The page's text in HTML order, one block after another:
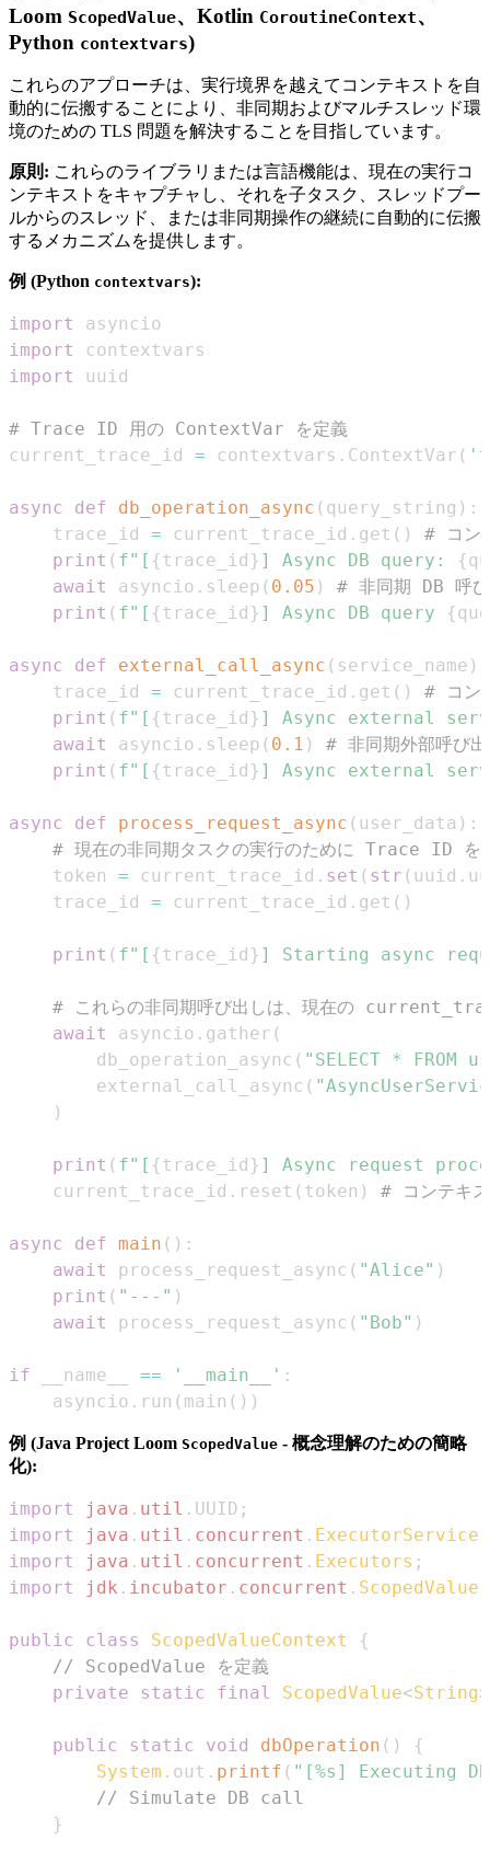
Loom ScopedValue、Kotlin CoroutineContext、
Python contextvars)
これらのアプローチは、実行境界を越えてコンテキストを自
動的に伝搬することにより、非同期およびマルチスレッド環
境のための TLS 問題を解決することを目指しています。
原則: これらのライブラリまたは言語機能は、現在の実行コ
ンテキストをキャプチャし、それを子タスク、スレッドプー
ルからのスレッド、または非同期操作の継続に自動的に伝搬
するメカニズムを提供します。
例 (Python contextvars):
import
import
import
# Trace ID 用の ContextVar を定義
current_trace_id = contextvars . ContextVar (
async def db_operation_async ( query_string ) :
    trace_id
= current_trace_id . get ( )
# コン
print ( f"[ {trace_id } ] Async DB query: {
await
asyncio . sleep ( 0.05 )
# 非同期 DB 呼び
print ( f"[ {trace_id } ] Async DB query {
async def external_call_async ( service_name )
    trace_id
= current_trace_id . get ( )
# コン
print ( f"[ {trace_id } ] Async external
await
asyncio . sleep ( 0.1 )
# 非同期外部呼び
print ( f"[ {trace_id } ] Async external
async def process_request_async ( user_data ) :
# 現在の非同期タスクの実行のために Trace ID を
    token
= current_trace_id . set ( str ( uuid .
    trace_id
= current_trace_id . get ( )
print ( f"[ {trace_id } ] Starting async
# これらの非同期呼び出しは、現在の
await
asyncio . gather (
        db_operation_async
( "SELECT * FROM
        external_call_async
(
)
print ( f"[ {trace_id } ] Async request
    current_trace_id
. reset ( token ) # コンテキ
async def main ( ) :
await
process_request_async ( "Alice" )
print ( "---" )
await
process_request_async ( "Bob" )
if __name__ == '__main__' :
    asyncio
. run ( main ( ) )
例 (Java Project Loom ScopedValue - 概念理解のための簡略
化):
import java . util . UUID ;
import
java . util . concurrent . ExecutorService
import
java . util . concurrent . Executors ;
import
jdk . incubator . concurrent . ScopedValue
public class ScopedValueContext
{
// ScopedValue を定義
private
static final ScopedValue<String>
public static void dbOperation ( )
{
System . out . printf ( "[%s] Executing
// Simulate DB call
}